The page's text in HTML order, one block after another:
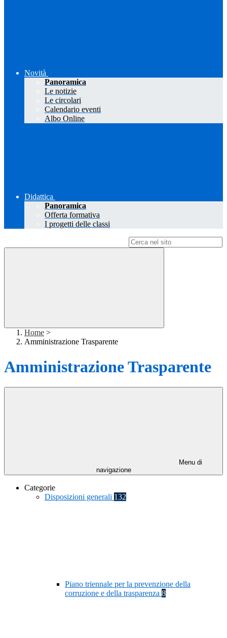
Novità
Panoramica
Le notizie
Le circolari
Calendario eventi
Albo Online
Didattica
Panoramica
Offerta formativa
I progetti delle classi
Home >
Amministrazione Trasparente
Amministrazione Trasparente
Menu di
navigazione
Categorie
Disposizioni generali 132
Piano triennale per la prevenzione della
corruzione e della trasparenza 8